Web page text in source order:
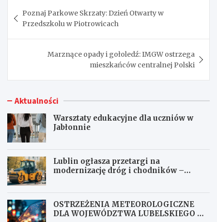
wpisu
Poznaj Parkowe Skrzaty: Dzień Otwarty w
Przedszkolu w Piotrowicach
Marznące opady i gołoledź: IMGW ostrzega
mieszkańców centralnej Polski
Aktualności
Warsztaty edukacyjne dla uczniów w
Jabłonnie
Lublin ogłasza przetargi na
modernizację dróg i chodników –
OSTRZEŻENIA METEOROLOGICZNE
DLA WOJEWÓDZTWA LUBELSKIEGO NR